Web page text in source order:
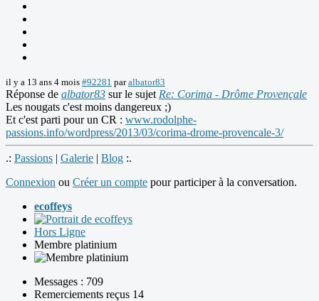
il y a 13 ans 4 mois #92281 paralbator83
Réponse de albator83 sur le sujet Re: Corima - Drôme Provençale
Les nougats c'est moins dangereux ;)
Et c'est parti pour un CR : www.rodolphe-
passions.info/wordpress/2013/03/corima-drome-provencale-3/
.: Passions | Galerie | Blog :.
Connexion ou Créer un compte pour participer à la conversation.
ecoffeys
Hors Ligne
Membre platinium
Messages : 709
Remerciements reçus 14